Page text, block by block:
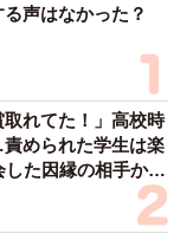
声はなかった？
取れてた！」高校時
められた学生は楽
た因縁の相手から